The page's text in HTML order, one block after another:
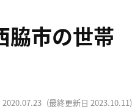
脇市の世帯
2020.07.23 (最終更新日 2023.10.11)